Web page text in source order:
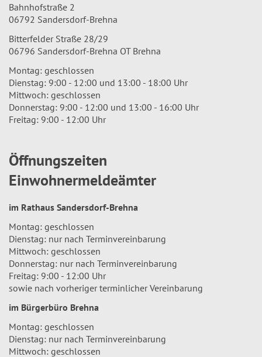
Bahnhofstraße 2
06792 Sandersdorf-Brehna
Bitterfelder Straße 28/29
06796 Sandersdorf-Brehna OT Brehna
Montag: geschlossen
Dienstag: 9:00 - 12:00 und 13:00 - 18:00 Uhr
Mittwoch: geschlossen
Donnerstag: 9:00 - 12:00 und 13:00 - 16:00 Uhr
Freitag: 9:00 - 12:00 Uhr
Öffnungszeiten
Einwohnermeldeämter
im Rathaus Sandersdorf-Brehna
Montag: geschlossen
Dienstag: nur nach Terminvereinbarung
Mittwoch: geschlossen
Donnerstag: nur nach Terminvereinbarung
Freitag: 9:00 - 12:00 Uhr
sowie nach vorheriger terminlicher Vereinbarung
im Bürgerbüro Brehna
Montag: geschlossen
Dienstag: nur nach Terminvereinbarung
Mittwoch: geschlossen